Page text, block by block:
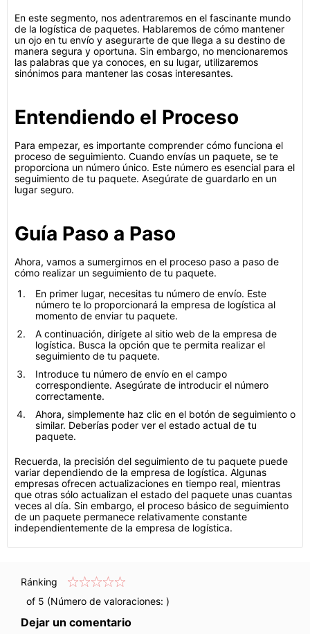
En este segmento, nos adentraremos en el fascinante mundo
de la logística de paquetes. Hablaremos de cómo mantener
un ojo en tu envío y asegurarte de que llega a su destino de
manera segura y oportuna. Sin embargo, no mencionaremos
las palabras que ya conoces, en su lugar, utilizaremos
sinónimos para mantener las cosas interesantes.
Entendiendo el Proceso
Para empezar, es importante comprender cómo funciona el
proceso de seguimiento. Cuando envías un paquete, se te
proporciona un número único. Este número es esencial para el
seguimiento de tu paquete. Asegúrate de guardarlo en un
lugar seguro.
Guía Paso a Paso
Ahora, vamos a sumergirnos en el proceso paso a paso de
cómo realizar un seguimiento de tu paquete.
En primer lugar, necesitas tu número de envío. Este
número te lo proporcionará la empresa de logística al
momento de enviar tu paquete.
A continuación, dirígete al sitio web de la empresa de
logística. Busca la opción que te permita realizar el
seguimiento de tu paquete.
Introduce tu número de envío en el campo
correspondiente. Asegúrate de introducir el número
correctamente.
Ahora, simplemente haz clic en el botón de seguimiento o
similar. Deberías poder ver el estado actual de tu
paquete.
Recuerda, la precisión del seguimiento de tu paquete puede
variar dependiendo de la empresa de logística. Algunas
empresas ofrecen actualizaciones en tiempo real, mientras
que otras sólo actualizan el estado del paquete unas cuantas
veces al día. Sin embargo, el proceso básico de seguimiento
de un paquete permanece relativamente constante
independientemente de la empresa de logística.
Ránking
of 5 (Número de valoraciones: )
Dejar un comentario